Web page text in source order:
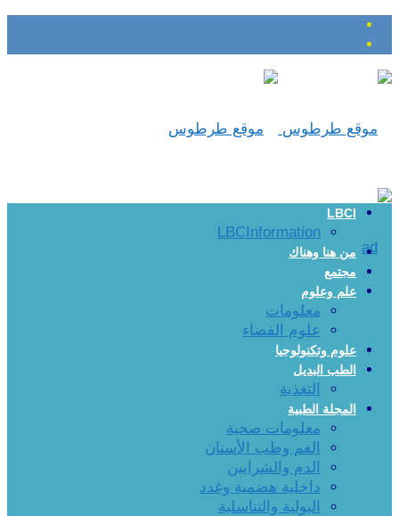
LBCI
LBCInformation
من هنا وهناك
مجتمع
علم وعلوم
معلومات
علوم الفضاء
علوم وتكنولوجيا
الطب البديل
التغذية
المجلة الطبية
معلومات صحية
الفم وطب الأسنان
الدم والشرايين
داخلية هضمية وغدد
البولية والتناسلية